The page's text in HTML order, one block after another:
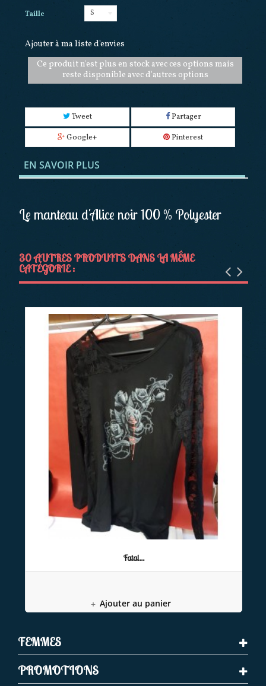
Taille S
Ajouter à ma liste d'envies
Ce produit n'est plus en stock avec ces options mais
reste disponible avec d'autres options
Tweet
Partager
Google+
Pinterest
EN SAVOIR PLUS
Le manteau d'Alice noir 100 % Polyester
30 AUTRES PRODUITS DANS LA MÊME
CATÉGORIE :
Fatal...
Ajouter au panier
FEMMES
PROMOTIONS